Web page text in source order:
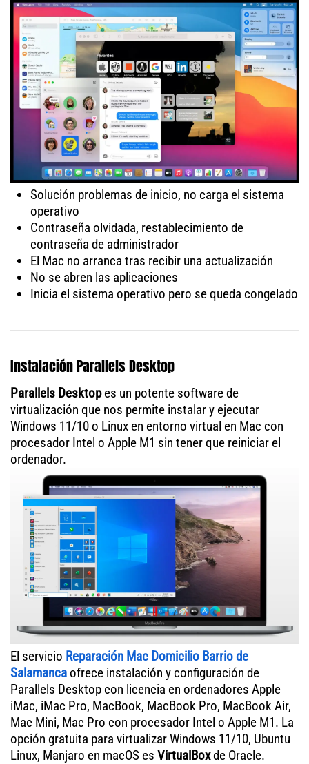
Solución problemas de inicio, no carga el sistema
operativo
Contraseña olvidada, restablecimiento de
contraseña de administrador
El Mac no arranca tras recibir una actualización
No se abren las aplicaciones
Inicia el sistema operativo pero se queda congelado
Instalación Parallels Desktop
Parallels Desktopes un potente software de
virtualización que nos permite instalar y ejecutar
Windows 11/10 o Linux en entorno virtual en Mac con
procesador Intel o Apple M1 sin tener que reiniciar el
ordenador.
El servicio Reparación Mac Domicilio Barrio de
Salamancaofrece instalación y configuración de
Parallels Desktop con licencia en ordenadores Apple
iMac, iMac Pro, MacBook, MacBook Pro, MacBook Air,
Mac Mini, Mac Pro con procesador Intel o Apple M1. La
opción gratuita para virtualizar Windows 11/10, Ubuntu
Linux, Manjaro en macOS es VirtualBoxde Oracle.